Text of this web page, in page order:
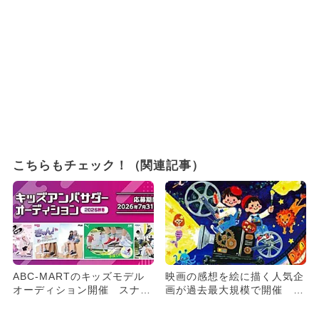
こちらもチェック！（関連記事）
ABC-MARTのキッズモデル
オーディション開催 スナッ
映画の感想を絵に描く人気企
画が過去最大規模で開催 豪